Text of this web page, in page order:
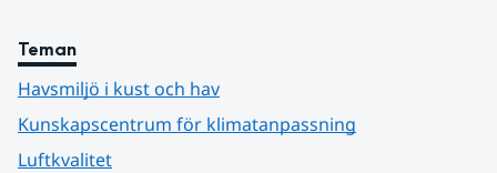
Teman
Havsmiljö i kust och hav
Kunskapscentrum för klimatanpassning
Luftkvalitet